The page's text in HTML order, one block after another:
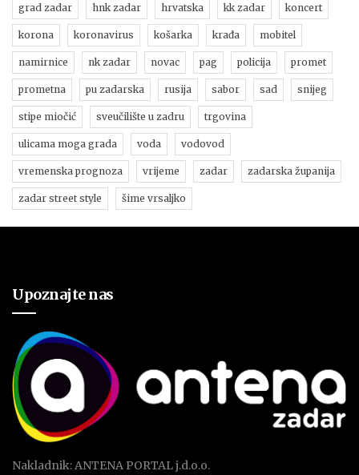
grad zadar hnk zadar hrvatska kk zadar koncert
korona koronavirus košarka krađa mobitel
namirnice nk zadar novac pag policija promet
prometna pu zadarska rusija sabor sad snijeg
stipe miočić sveučilište u zadru trgovina
ulicama moga grada voda vodovod
vremenska prognoza vrijeme zadar zadarska županija
zadar street style šime vrsaljko
Upoznajte nas
Nakladnik: ANTENA PORTAL j.d.o.o.